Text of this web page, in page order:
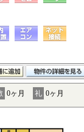
0ヶ月 礼 0ヶ月